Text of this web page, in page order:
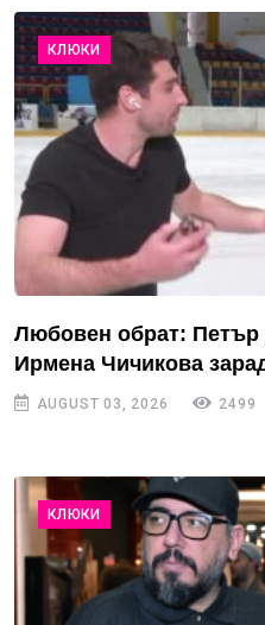
КЛЮКИ
Любовен обрат: Петър
Ирмена Чичикова
AUGUST 03, 2026 2499
КЛЮКИ